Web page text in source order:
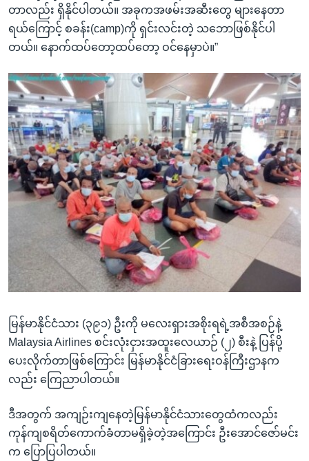
တာလည်း ရှိနိုင်ပါတယ်။ အခုကအဖမ်းအဆီးတွေ များနေတာ
ရယ်ကြောင့် စခန်း(camp)ကို ရှင်းလင်းတဲ့ သဘောဖြစ်နိုင်ပါ
တယ်။ နောက်ထပ်တော့ထပ်တော့ ဝင်နေမှာပဲ။”
မြန်မာနိုင်ငံသား (၃၉၁) ဦးကို မလေးရှားအစိုးရရဲ့အစီအစဉ်နဲ့
Malaysia Airlines စင်းလုံးငှားအထူးလေယာဉ် (၂) စီးနဲ့ ပြန်ပို့
ပေးလိုက်တာဖြစ်ကြောင်း မြန်မာနိုင်ငံခြားရေးဝန်ကြီးဌာနက
လည်း ကြေညာပါတယ်။
ဒီအတွက် အကျဉ်းကျနေတဲ့မြန်မာနိုင်ငံသားတွေထံကလည်း
ကုန်ကျစရိတ်ကောက်ခံတာမရှိခဲ့တဲ့အကြောင်း ဦးအောင်ဇော်မင်း
က ပြောပြပါတယ်။